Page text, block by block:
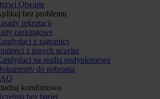
Otwarte
bez problemu
rekrutacji
rankingowe
z zagranicy
z innych uczelni
na studia podyplomowe
do pobrania
komfortowo
bez barier